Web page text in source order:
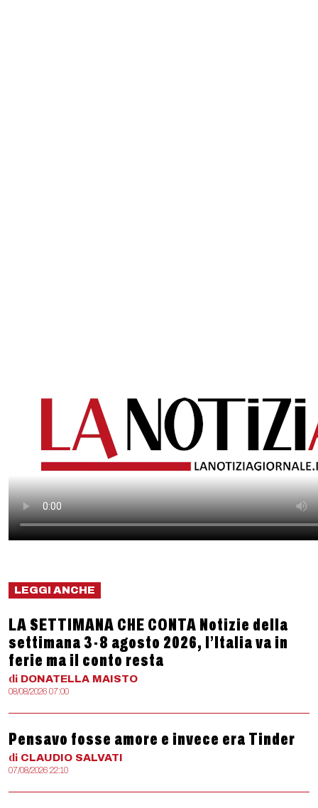
LEGGI ANCHE
LA SETTIMANA CHE CONTA Notizie della
settimana 3-8 agosto 2026, l’Italia va in
ferie ma il conto resta
di DONATELLA MAISTO
08/08/2026 07:00
Pensavo fosse amore e invece era Tinder
di CLAUDIO SALVATI
07/08/2026 22:10